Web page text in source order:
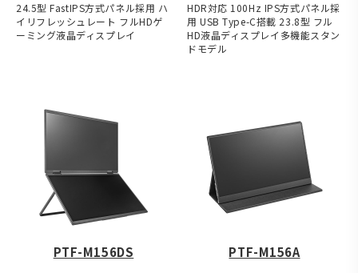
24.5型 FastIPS方式パネル採用 ハ
イリフレッシュレート フルHDゲ
ーミング液晶ディスプレイ
HDR対応 100Hz IPS方式パネル採
用 USB Type-C搭載 23.8型 フル
HD液晶ディスプレイ多機能スタン
ドモデル
PTF-M156DS PTF-M156A